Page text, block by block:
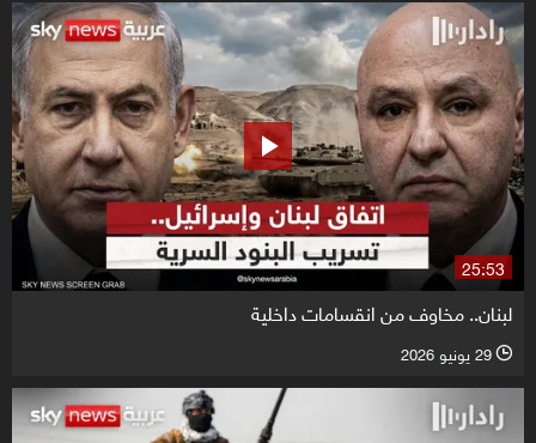
25:53
لبنان.. مخاوف من انقسامات داخلية
l 29 يونيو 2026